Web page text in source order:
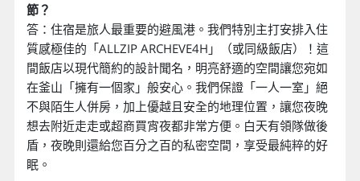
節？
答：住宿是旅人最重要的避風港。我們特別主打安排入住
質感極佳的「ALLZIP ARCHEVE4H」（或同級飯店）！這
間飯店以現代簡約的設計聞名，明亮舒適的空間讓您宛如
在釜山「擁有一個家」般安心。我們保證「一人一室」絕
不與陌生人併房，加上優越且安全的地理位置，讓您夜晚
想去附近走走或超商買宵夜都非常方便。白天有領隊做後
盾，夜晚則還給您百分之百的私密空間，享受最純粹的好
眠。